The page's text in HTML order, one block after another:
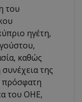
του
ηγέτη,
καθώς
της
πρόσφατη
του ΟΗΕ,